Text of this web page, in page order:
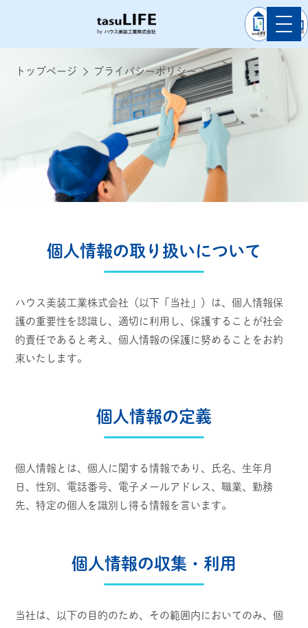
トップページ プライバシーポリシー
個人情報の取り扱いについて
ハウス美装工業株式会社（以下「当社」）は、個人情報保
護の重要性を認識し、適切に利用し、保護することが社会
的責任であると考え、個人情報の保護に努めることをお約
束いたします。
個人情報の定義
個人情報とは、個人に関する情報であり、氏名、生年月
日、性別、電話番号、電子メールアドレス、職業、勤務
先、特定の個人を識別し得る情報を言います。
個人情報の収集・利用
当社は、以下の目的のため、その範囲内においてのみ、個